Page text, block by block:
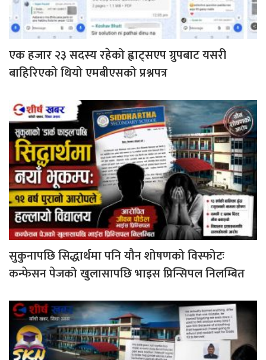
एक हजार २३ सदस्य रहेको ह्वाट्सएप ग्रुपबाट यसरी
बाहिरिएको थियो एमबीएसको प्रश्नपत्र
सुकुनापछि सिद्धार्थमा पनि यौन शोषणको विस्फोटः
कन्फेसन पेजको खुलासापछि भाइस प्रिन्सिपल निलम्बित